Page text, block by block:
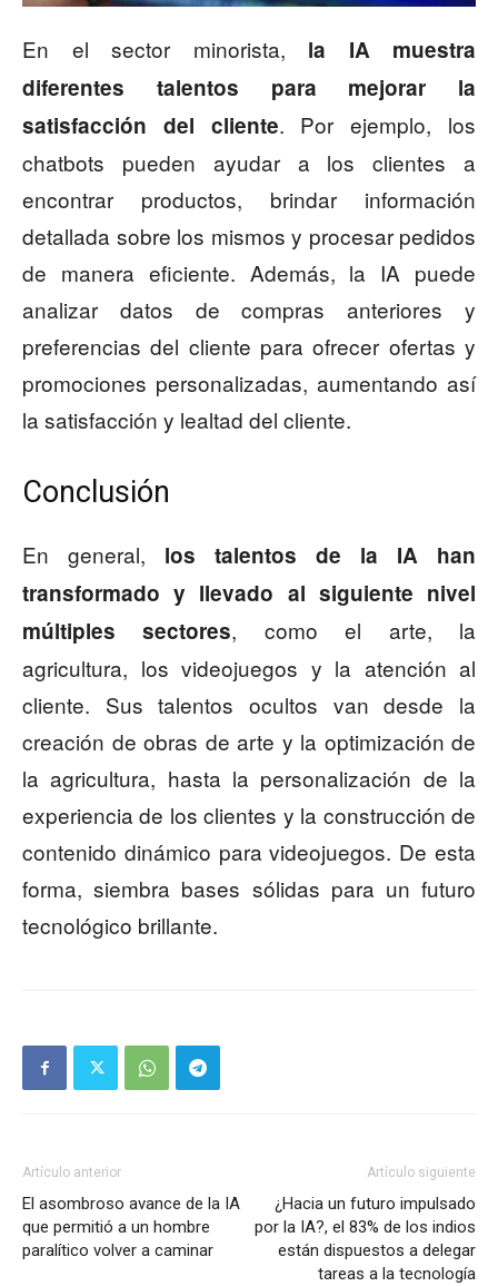
En el sector minorista, la IA muestra
diferentes talentos para mejorar la
satisfacción del cliente. Por ejemplo, los
chatbots pueden ayudar a los clientes a
encontrar productos, brindar información
detallada sobre los mismos y procesar pedidos
de manera eficiente. Además, la IA puede
analizar datos de compras anteriores y
preferencias del cliente para ofrecer ofertas y
promociones personalizadas, aumentando así
la satisfacción y lealtad del cliente.
Conclusión
En general, los talentos de la IA han
transformado y llevado al siguiente nivel
múltiples sectores, como el arte, la
agricultura, los videojuegos y la atención al
cliente. Sus talentos ocultos van desde la
creación de obras de arte y la optimización de
la agricultura, hasta la personalización de la
experiencia de los clientes y la construcción de
contenido dinámico para videojuegos. De esta
forma, siembra bases sólidas para un futuro
tecnológico brillante.
Artículo anterior
El asombroso avance de la IA
que permitió a un hombre
paralítico volver a caminar
Artículo siguiente
¿Hacia un futuro impulsado
por la IA?, el 83% de los indios
están dispuestos a delegar
tareas a la tecnología